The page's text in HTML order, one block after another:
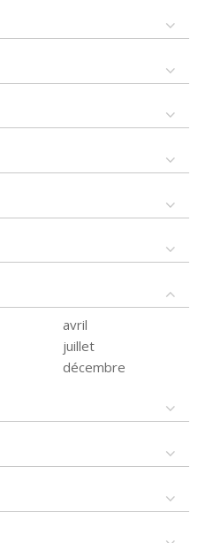
avril
juillet
décembre